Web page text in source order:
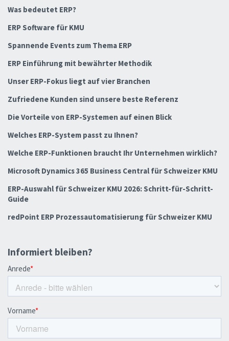
Was bedeutet ERP?
ERP Software für KMU
Spannende Events zum Thema ERP
ERP Einführung mit bewährter Methodik
Unser ERP-Fokus liegt auf vier Branchen
Zufriedene Kunden sind unsere beste Referenz
Die Vorteile von ERP-Systemen auf einen Blick
Welches ERP-System passt zu Ihnen?
Welche ERP-Funktionen braucht Ihr Unternehmen wirklich?
Microsoft Dynamics 365 Business Central für Schweizer KMU
ERP-Auswahl für Schweizer KMU 2026: Schritt-für-Schritt-
Guide
redPoint ERP Prozessautomatisierung für Schweizer KMU
Informiert bleiben?